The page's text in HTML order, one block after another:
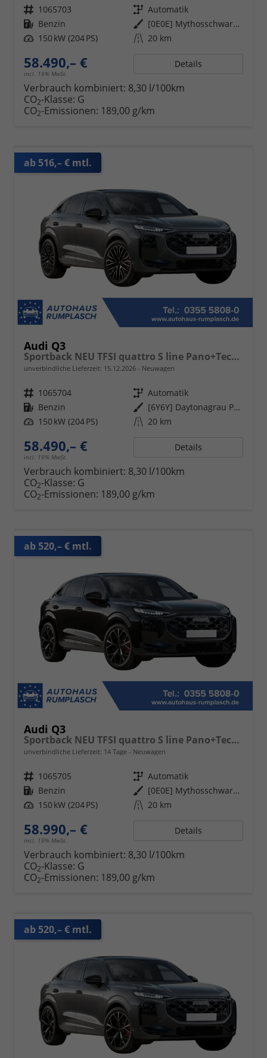
Fahrzeugnr. 1065703 Getriebe Automatik
Kraftstoff Benzin Außenfarbe
[0E0E] Mythosschwarz Metallic
Leistung 150 kW (204 PS) Kilometerstand 20 km
58.490,– €
incl. 19% MwSt.
Details
Verbrauch kombiniert: 8,30 l/100km
CO2-Klasse: G
CO2-Emissionen: 189,00 g/km
ab 516,– € mtl.
Audi Q3
Sportback NEU TFSI quattro S line Pano+TechPro+Matrix+AHK+HUD+Alu20+KlimaPlus+DCC+SONOS
unverbindliche Lieferzeit: 15.12.2026 Neuwagen
Fahrzeugnr. 1065704 Getriebe Automatik
Kraftstoff Benzin Außenfarbe
[6Y6Y] Daytonagrau Perleffekt
Leistung 150 kW (204 PS) Kilometerstand 20 km
58.490,– €
incl. 19% MwSt.
Details
Verbrauch kombiniert: 8,30 l/100km
CO2-Klasse: G
CO2-Emissionen: 189,00 g/km
ab 520,– € mtl.
Audi Q3
Sportback NEU TFSI quattro S line Pano+TechPro+Matrix+AHK+HUD+Alu20+KlimaPlus+DCC+SONOS
unverbindliche Lieferzeit: 14 Tage Neuwagen
Fahrzeugnr. 1065705 Getriebe Automatik
Kraftstoff Benzin Außenfarbe
[0E0E] Mythosschwarz Metallic
Leistung 150 kW (204 PS) Kilometerstand 20 km
58.990,– €
incl. 19% MwSt.
Details
Verbrauch kombiniert: 8,30 l/100km
CO2-Klasse: G
CO2-Emissionen: 189,00 g/km
ab 520,– € mtl.